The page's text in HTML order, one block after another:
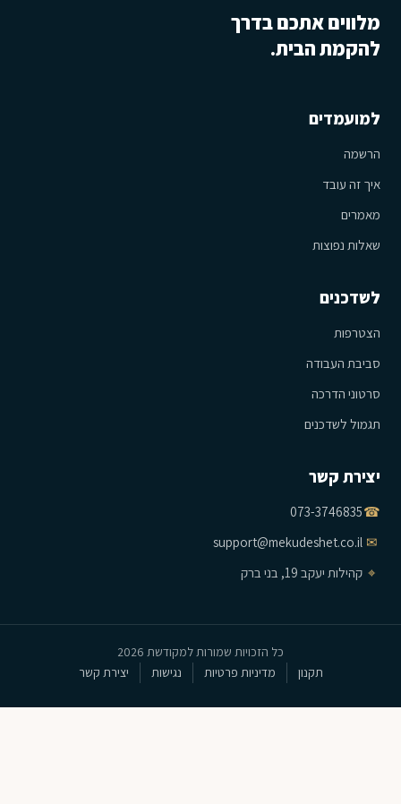
מלווים אתכם בדרך
להקמת הבית.
למועמדים
הרשמה
איך זה עובד
מאמרים
שאלות נפוצות
לשדכנים
הצטרפות
סביבת העבודה
סרטוני הדרכה
תגמול לשדכנים
יצירת קשר
☎
073-3746835
✉
support@mekudeshet.co.il
⌖ קהילות יעקב 19, בני ברק
כל הזכויות שמורות למקודשת 2026
תקנון
מדיניות פרטיות נגישות יצירת קשר